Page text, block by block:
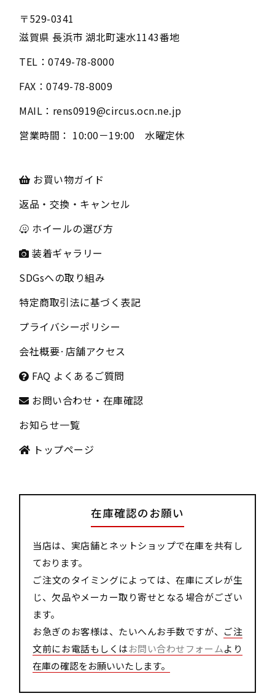
〒529-0341
滋賀県 長浜市 湖北町速水1143番地
TEL：0749-78-8000
FAX：0749-78-8009
MAIL： rens0919@circus.ocn.ne.jp
営業時間： 10:00－19:00 水曜定休
お買い物ガイド
返品・交換・キャンセル
ホイールの選び方
装着ギャラリー
SDGsへの取り組み
特定商取引法に基づく表記
プライバシーポリシー
会社概要· 店舗アクセス
FAQ よくあるご質問
お問い合わせ・在庫確認
お知らせ一覧
トップページ
在庫確認のお願い
当店は、実店舗とネットショップで在庫を共有し
ております。
ご注文のタイミングによっては、在庫にズレが生
じ、欠品やメーカー取り寄せとなる場合がござい
ます。
お急ぎのお客様は、たいへんお手数ですが、 ご注
文前にお電話もしくはお問い合わせフォームより
在庫の確認をお願いいたします。